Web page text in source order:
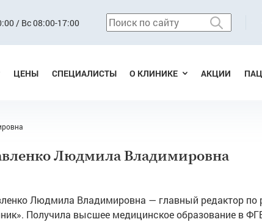
/ Вс 08:00-17:00
ЦЕНЫ СПЕЦИАЛИСТЫ О КЛИНИКЕ АКЦИИ
Людмила Владимировна
Людмила Владимировна — главный редактор по
Получила высшее медицинское образование в